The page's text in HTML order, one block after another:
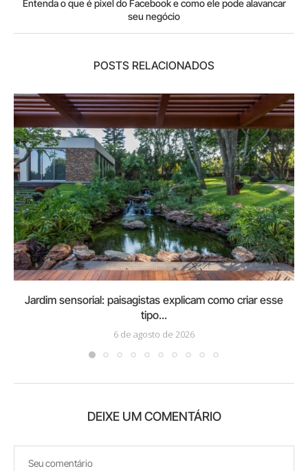
Entenda o que é pixel do Facebook e como ele pode alavancar
seu negócio
POSTS RELACIONADOS
Jardim sensorial: paisagistas explicam como criar esse
tipo...
6 de agosto de 2026
DEIXE UM COMENTÁRIO